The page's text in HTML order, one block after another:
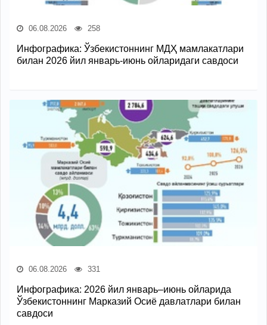
06.08.2026 258
Инфографика: Ўзбекистоннинг МДҲ мамлакатлари
билан 2026 йил январь-июнь ойларидаги савдоси
06.08.2026 331
Инфографика: 2026 йил январь–июнь ойларида
Ўзбекистоннинг Марказий Осиё давлатлари билан
савдоси